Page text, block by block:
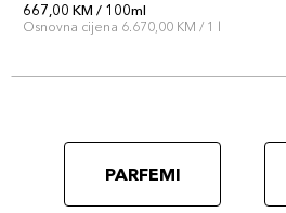
667,00 KM / 100ml
Osnovna cijena 6.670,00 KM / 1 l
PARFEMI